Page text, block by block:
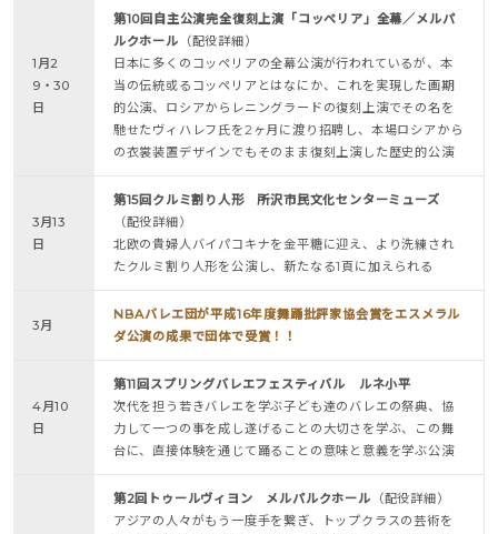
1月2
9・30
日
第10回自主公演完全復刻上演「コッペリア」全幕／メルパ
ルクホール （配役詳細）
日本に多くのコッペリアの全幕公演が行われているが、本
当の伝統或るコッペリアとはなにか、これを実現した画期
的公演、ロシアからレニングラードの復刻上演でその名を
馳せたヴィハレフ氏を2ヶ月に渡り招聘し、本場ロシアから
の衣裳装置デザインでもそのまま復刻上演した歴史的公演
3月13
日
第15回クルミ割り人形 所沢市民文化センターミューズ
（配役詳細）
北欧の貴婦人バイパコキナを金平糖に迎え、より洗練され
たクルミ割り人形を公演し、新たなる1頁に加えられる
3月
NBAバレエ団が平成16年度舞踊批評家協会賞をエスメラル
ダ公演の成果で団体で受賞！！
4月10
日
第11回スプリングバレエフェスティバル ルネ小平
次代を担う若きバレエを学ぶ子ども達のバレエの祭典、協
力して一つの事を成し遂げることの大切さを学ぶ、この舞
台に、直接体験を通じて踊ることの意味と意義を学ぶ公演
第2回トゥールヴィヨン メルパルクホール （配役詳細）
アジアの人々がもう一度手を繋ぎ、トップクラスの芸術を